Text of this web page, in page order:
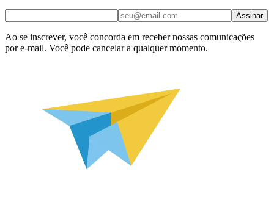
Assinar
Ao se inscrever, você concorda em receber nossas comunicações
por e-mail. Você pode cancelar a qualquer momento.